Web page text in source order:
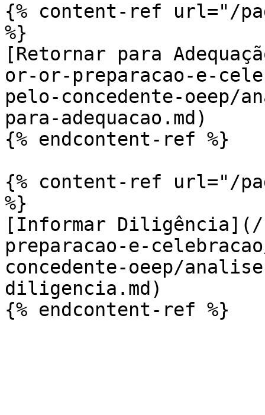
{% content-ref url="/
%}
[Retornar para
or-or-preparacao-e-
pelo-concedente-
para-adequacao.md)
{% endcontent-ref %}
{% content-ref url="/
%}
[Informar
preparacao-e-
concedente-oeep/
diligencia.md)